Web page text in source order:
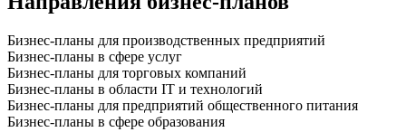
Бизнес-планы для производственных предприятий
Бизнес-планы в сфере услуг
Бизнес-планы для торговых компаний
Бизнес-планы в области IT и технологий
Бизнес-планы для предприятий общественного питания
Бизнес-планы в сфере образования